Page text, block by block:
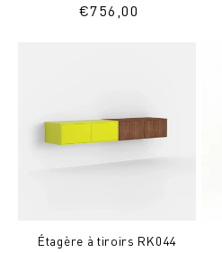
Prix
€756,00
Étagère à tiroirs RK044